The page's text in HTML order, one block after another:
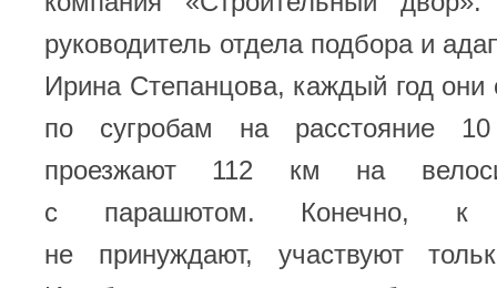
руководитель отдела подбора и
Ирина Степанцова, каждый год они
по сугробам на расстояние
проезжают 112 км на
с парашютом. Конечно, к
не принуждают, участвуют